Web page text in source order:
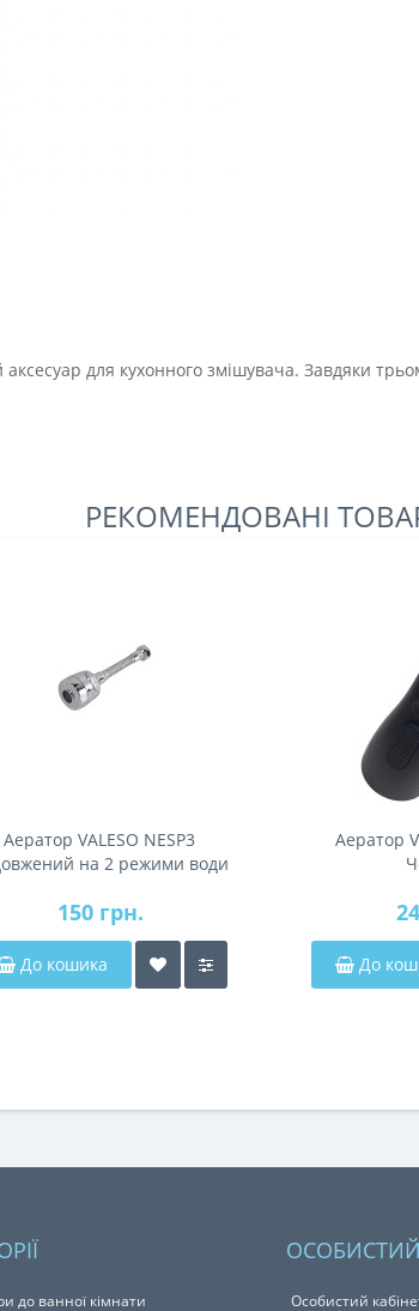
для кухонного змішувача. Завдяки
РЕКОМЕНДОВАНІ
Аератор VALESO NESP3
на 2 режими води
150 грн.
До кошика
Аератор
До
до ванної кімнати
ОСОБИСТИЙ
Особистий